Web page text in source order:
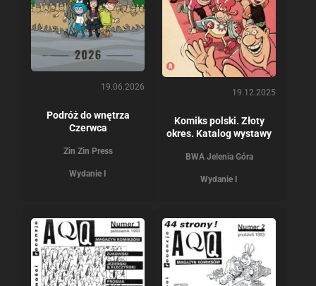
19.06.2026
Podróż do wnętrza
Czerwca
Zin Zin Press
Wydanie I
19.12.2025
Komiks polski. Złoty
okres. Katalog wystawy
BWA Jelenia Góra
Wydanie I